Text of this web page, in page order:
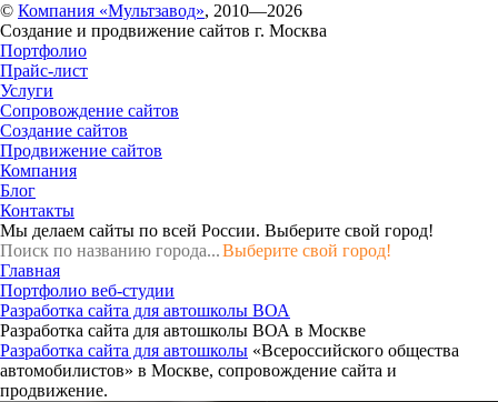
© Компания «Мультзавод», 2010—2026
Создание и продвижение сайтов г. Москва
Портфолио
Прайс-лист
Услуги
Сопровождение сайтов
Создание сайтов
Продвижение сайтов
Компания
Блог
Контакты
Мы делаем сайты по всей России. Выберите свой город!
Выберите свой город!
Главная
Портфолио веб-студии
Разработка сайта для автошколы ВОА
Разработка сайта для автошколы ВОА в Москве
Разработка сайта для автошколы «Всероссийского общества
автомобилистов» в Москве, сопровождение сайта и
продвижение.